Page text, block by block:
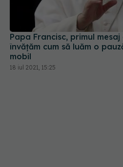
Papa Francisc, primul
învăţăm cum să luăm o
mobil
18 iul 2021, 15:25